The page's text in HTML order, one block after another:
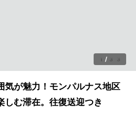
1 / 33
気が魅力！モンパルナス地区
しむ滞在。往復送迎つき